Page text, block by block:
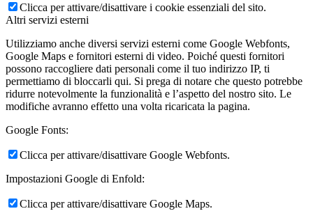
Clicca per attivare/disattivare i cookie essenziali del sito.
Altri servizi esterni
Utilizziamo anche diversi servizi esterni come Google Webfonts,
Google Maps e fornitori esterni di video. Poiché questi fornitori
possono raccogliere dati personali come il tuo indirizzo IP, ti
permettiamo di bloccarli qui. Si prega di notare che questo potrebbe
ridurre notevolmente la funzionalità e l’aspetto del nostro sito. Le
modifiche avranno effetto una volta ricaricata la pagina.
Google Fonts:
Clicca per attivare/disattivare Google Webfonts.
Impostazioni Google di Enfold:
Clicca per attivare/disattivare Google Maps.